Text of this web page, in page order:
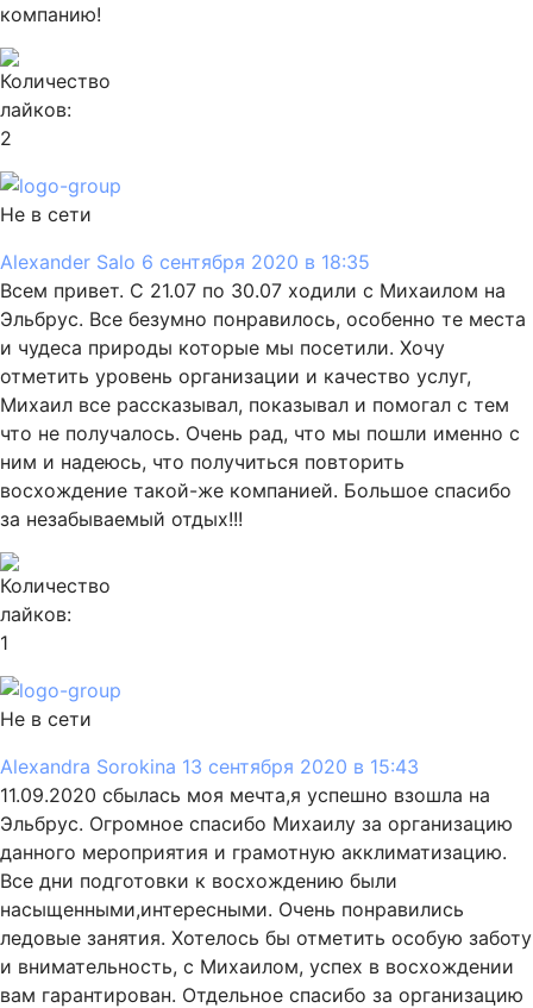
компанию!
2
Не в сети
Alexander Salo 6 сентября 2020 в 18:35
Всем привет. С 21.07 по 30.07 ходили с Михаилом на
Эльбрус. Все безумно понравилось, особенно те места
и чудеса природы которые мы посетили. Хочу
отметить уровень организации и качество услуг,
Михаил все рассказывал, показывал и помогал с тем
что не получалось. Очень рад, что мы пошли именно с
ним и надеюсь, что получиться повторить
восхождение такой-же компанией. Большое спасибо
за незабываемый отдых!!!
1
Не в сети
Alexandra Sorokina 13 сентября 2020 в 15:43
11.09.2020 сбылась моя мечта,я успешно взошла на
Эльбрус. Огромное спасибо Михаилу за организацию
данного мероприятия и грамотную акклиматизацию.
Все дни подготовки к восхождению были
насыщенными,интересными. Очень понравились
ледовые занятия. Хотелось бы отметить особую заботу
и внимательность, с Михаилом, успех в восхождении
вам гарантирован. Отдельное спасибо за организацию